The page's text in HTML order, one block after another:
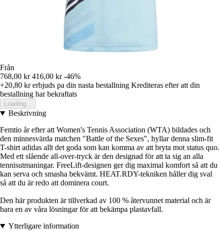
Från
768,00 kr 416,00 kr -46%
+20,80 krerbjuds pa din nasta bestallning Krediteras efter att din
bestallning har bekraftats
Loading...
Beskrivning
Femtio år efter att Women's Tennis Association (WTA) bildades och
den minnesvärda matchen "Battle of the Sexes", hyllar denna slim-fit
T-shirt adidas allt det goda som kan komma av att bryta mot status quo.
Med ett slående all-over-tryck är den designad för att ta sig an alla
tennisutmaningar. FreeLift-designen ger dig maximal komfort så att du
kan serva och smasha bekvämt. HEAT.RDY-tekniken håller dig sval
så att du är redo att dominera court.
Den här produkten är tillverkad av 100 % återvunnet material och är
bara en av våra lösningar för att bekämpa plastavfall.
Ytterligare information